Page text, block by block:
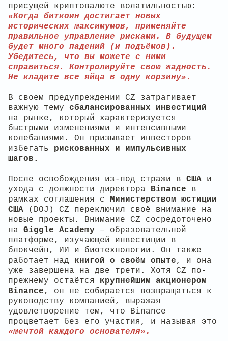
присущей криптовалюте волатильностью:
«Когда биткоин достигает новых
исторических максимумов, применяйте
правильное управление рисками. В будущем
будет много падений (и подъёмов).
Убедитесь, что вы можете с ними
справиться. Контролируйте свою жадность.
Не кладите все яйца в одну корзину».
В своем предупреждении CZ затрагивает
важную тему сбалансированных инвестиций
на рынке, который характеризуется
быстрыми изменениями и интенсивными
колебаниями. Он призывает инвесторов
избегать рискованных и импульсивных
шагов.
После освобождения из-под стражи в США и
ухода с должности директора Binance в
рамках соглашения с Министерством юстиции
США
(DOJ) CZ переключил своё внимание на
новые проекты. Внимание CZ сосредоточено
на Giggle Academy – образовательной
платформе, изучающей инвестиции в
блокчейн, ИИ и биотехнологии. Он также
работает над книгой о своём опыте, и она
уже завершена на две трети. Хотя CZ по-
прежнему остаётся крупнейшим акционером
Binance, он не собирается возвращаться к
руководству компанией, выражая
удовлетворение тем, что Binance
процветает без его участия, и называя это
«мечтой каждого основателя».